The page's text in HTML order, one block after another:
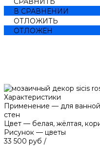
В СРАВНЕНИИ
ОТЛОЖИТЬ
ОТЛОЖЕН
Характеристики
Применение — для
стен
Цвет — белая, жёлтая,
Рисунок — цветы
33 500 руб /